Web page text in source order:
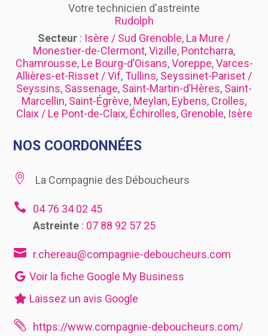
Votre technicien d'astreinte
Rudolph
Secteur : Isère / Sud Grenoble, La Mure /
Monestier-de-Clermont,Vizille, Pontcharra,
Chamrousse, Le Bourg-d’Oisans,Voreppe,Varces-
Allières-et-Risset / Vif,Tullins, Seyssinet-Pariset /
Seyssins, Sassenage, Saint-Martin-d’Hères, Saint-
Marcellin, Saint-Égrève, Meylan, Eybens, Crolles,
Claix / Le Pont-de-Claix, Échirolles, Grenoble, Isère
NOS COORDONNÉES
 La Compagnie des Déboucheurs

04 76 34 02 45
Astreinte: 07 88 92 57 25
 r.chereau@compagnie-deboucheurs.com
Voir la fiche Google My Business
Laissez un avis Google
 https://www.compagnie-deboucheurs.com/